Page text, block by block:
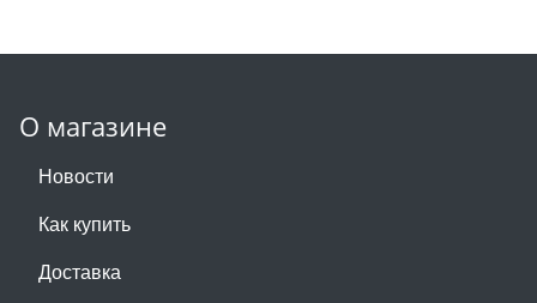
О магазине
Новости
Как купить
Доставка